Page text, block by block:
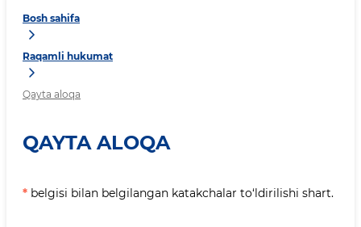
Bosh sahifa
Raqamli hukumat
Qayta aloqa
QAYTA ALOQA
* belgisi bilan belgilangan katakchalar to‘ldirilishi shart.